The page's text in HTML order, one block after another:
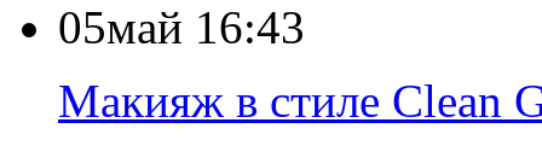
05май 16:43
Макияж в стиле Clean